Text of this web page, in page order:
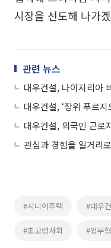
시장을 선도해 나가
관련 뉴스
대우건설, ‘장위 푸르
관심과 경험을 일거리
#시니어주택 #대우
#초고령사회 #업무